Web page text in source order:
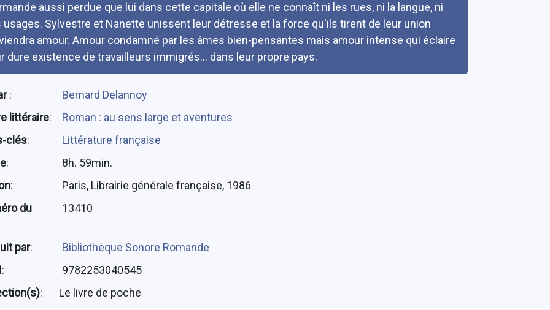
aussi perdue que lui dans cette capitale où elle ne connaît ni les rues, ni la langue, ni
usages. Sylvestre et Nanette unissent leur détresse et la force qu'ils tirent de leur union
amour. Amour condamné par les âmes bien-pensantes mais amour intense qui éclaire
dure existence de travailleurs immigrés... dans leur propre pays.
:
Bernard Delannoy
littéraire:
Roman : au sens large et aventures
clés:
Littérature française
:
8h. 59min.
:
Paris, Librairie générale française, 1986
du
13410
par:
Bibliothèque Sonore Romande
:
9782253040545
: Le livre de poche